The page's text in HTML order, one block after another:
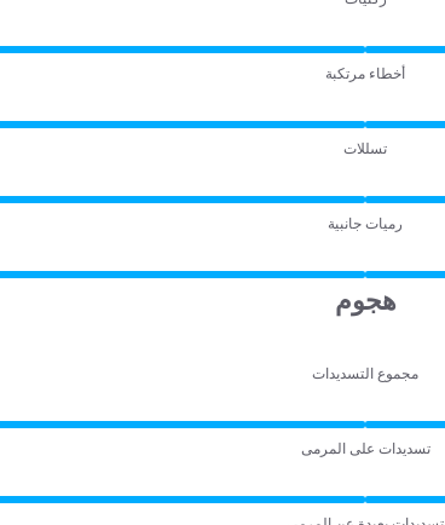
أخطاء مرتكبة
تسللات
رميات جانبية
هجوم
مجموع التسديدات
تسديدات على المرمى